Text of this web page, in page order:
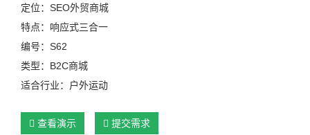
定位：SEO外贸商城
特点：响应式三合一
编号：S62
类型：B2C商城
适合行业：户外运动
查看演示 提交需求